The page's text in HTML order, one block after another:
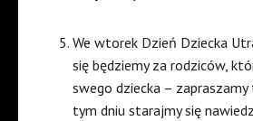
We wtorek Dzień Dziecka
się będziemy za rodziców,
swego dziecka –
tym dniu starajmy się